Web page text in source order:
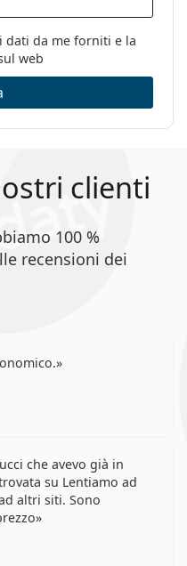
vista
R81 19 55
dati da me forniti e la
web
clienti
100 %
recensioni dei
che avevo già in
su Lentiamo ad
altri siti. Sono